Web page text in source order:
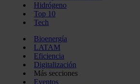
Hidrógeno
Top 10
Tech
Bioenergía
LATAM
Eficiencia
Digitalización
Más secciones
Eventos